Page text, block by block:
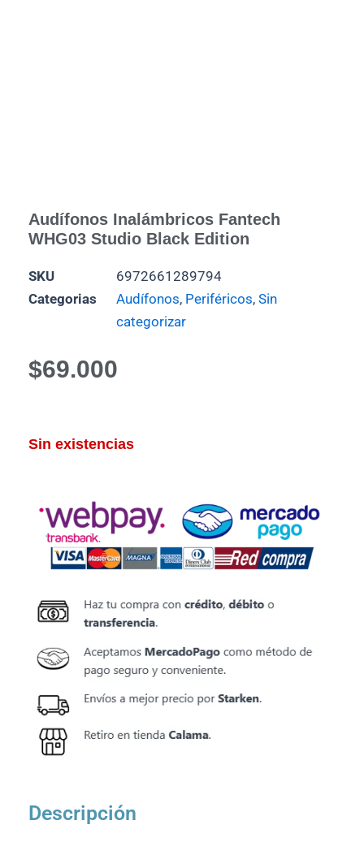
Audífonos Inalámbricos Fantech
WHG03 Studio Black Edition
SKU
6972661289794
Categorias
Audífonos, Periféricos, Sin
categorizar
$69.000
Sin existencias
Descripción